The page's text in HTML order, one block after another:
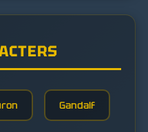
Gandalf